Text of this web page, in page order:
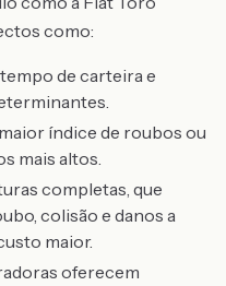
como:
tempo de carteira e
índice de roubos ou
mais altos.
completas, que
colisão e danos a
maior.
oferecem